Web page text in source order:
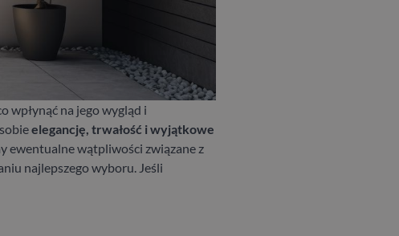
wpłynąć na jego wygląd i
elegancję, trwałość i wyjątkowe
ewentualne wątpliwości związane z
najlepszego wyboru. Jeśli